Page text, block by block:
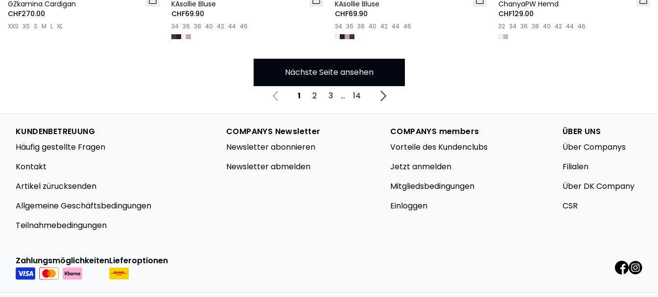
100% Wolle
GZkamina Cardigan
CHF270.00
XXS XS S M L XL
KAsollie Bluse
CHF69.90
34 36 38 40 42 44 46
KAsollie Bluse
CHF69.90
34 36 38 40 42 44 46
ChanyaPW Hemd
CHF129.00
32 34 36 38 40 42 44 46
Nächste Seite ansehen
1 2 3 ... 14
KUNDENBETREUUNG
Häufig gestellte Fragen
Kontakt
Artikel zürucksenden
Allgemeine Geschäftsbedingungen
Teilnahmebedingungen
COMPANYS Newsletter
Newsletter abonnieren
Newsletter abmelden
COMPANYS members
Vorteile des Kundenclubs
Jetzt anmelden
Mitgliedsbedingungen
Einloggen
ÜBER UNS
Über Companys
Filialen
Über DK Company
CSR
ZahlungsmöglichkeitenLieferoptionen